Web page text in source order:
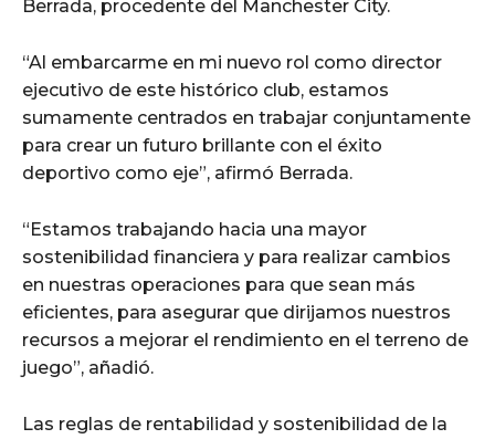
Berrada, procedente del Manchester City.
“Al embarcarme en mi nuevo rol como director
ejecutivo de este histórico club, estamos
sumamente centrados en trabajar conjuntamente
para crear un futuro brillante con el éxito
deportivo como eje”, afirmó Berrada.
“Estamos trabajando hacia una mayor
sostenibilidad financiera y para realizar cambios
en nuestras operaciones para que sean más
eficientes, para asegurar que dirijamos nuestros
recursos a mejorar el rendimiento en el terreno de
juego”, añadió.
Las reglas de rentabilidad y sostenibilidad de la